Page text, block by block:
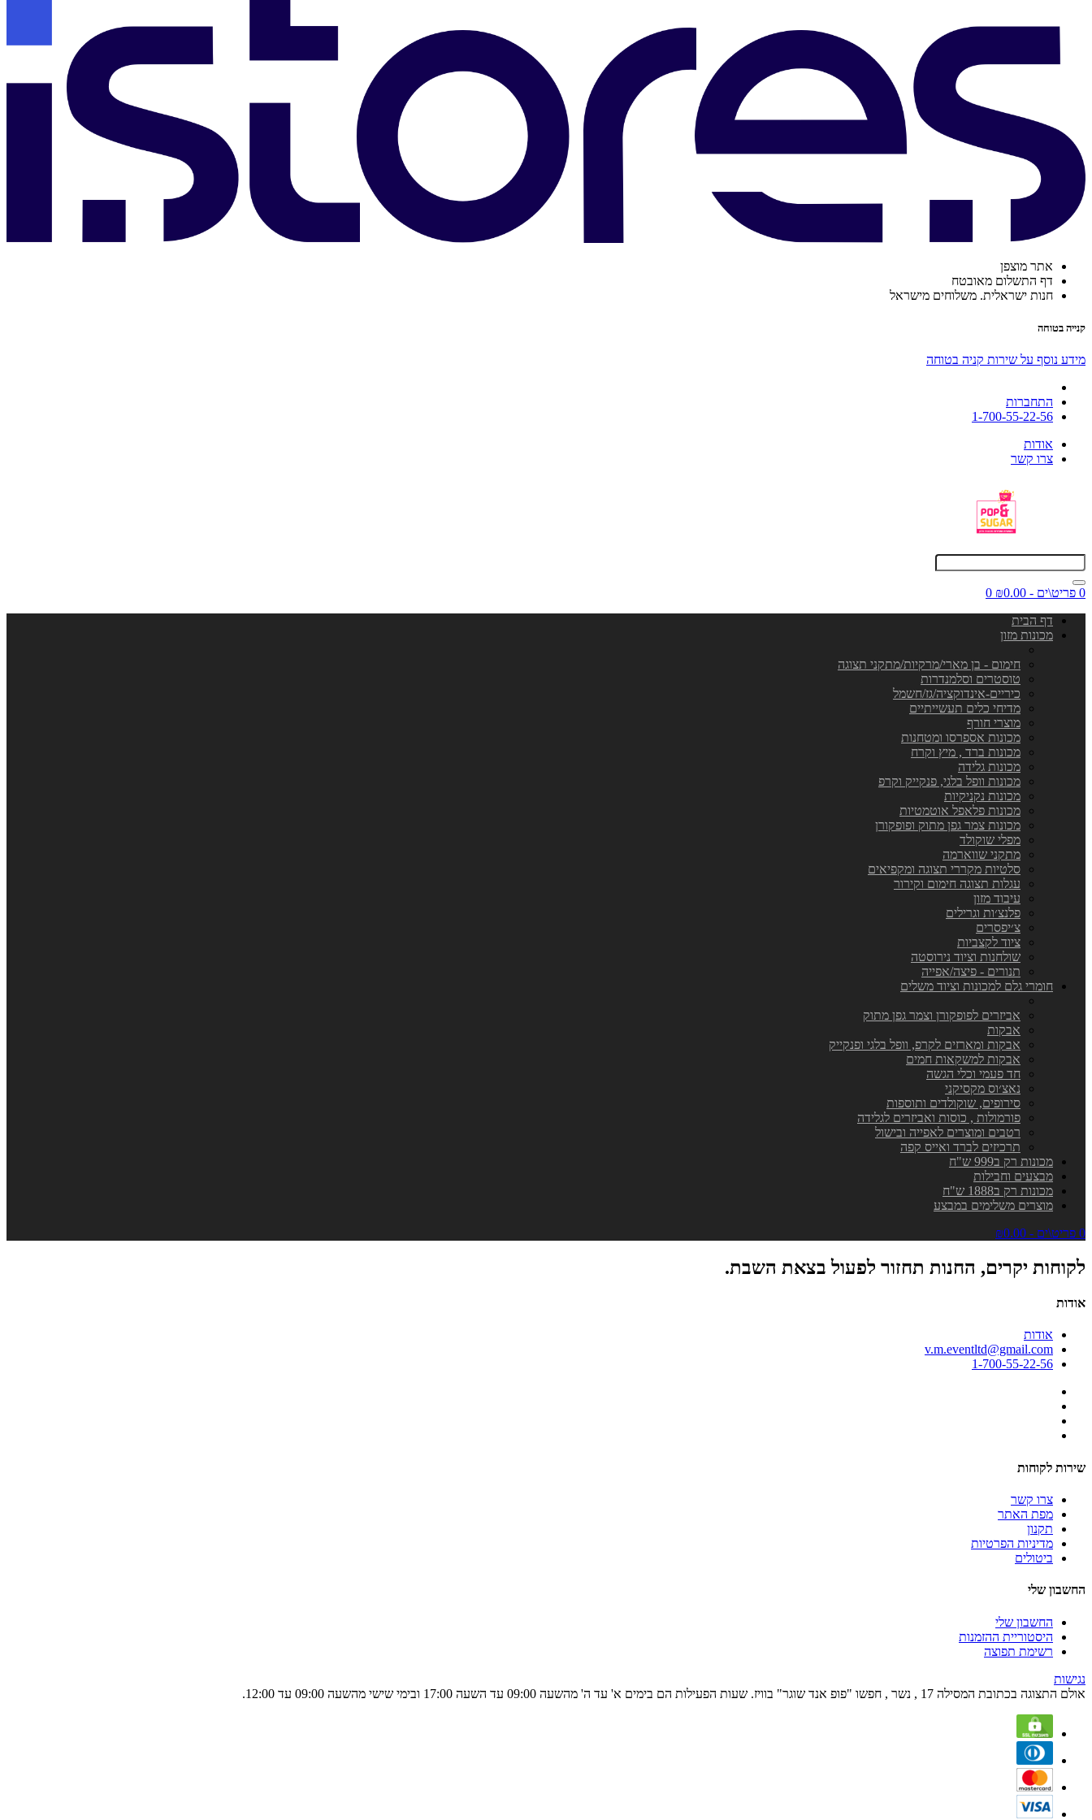
אתר מוצפן
דף התשלום מאובטח
חנות ישראלית. משלוחים מישראל
קנייה בטוחה
מידע נוסף על שירות קניה בטוחה
התחברות
1-700-55-22-56
אודות
צרו קשר
0 פריט\ים - ₪0.00
0
דף הבית
מכונות מזון
חימום - בן מארי/מרקיות/מתקני תצוגה
טוסטרים וסלמנדרות
כיריים-אינדוקציה/גז/חשמל
מדיחי כלים תעשייתיים
מוצרי חורף
מכונות אספרסו ומטחנות
מכונות ברד , מיץ וקרח
מכונות גלידה
מכונות וופל בלגי, פנקייק וקרפ
מכונות נקניקיות
מכונות פלאפל אוטמטיות
מכונות צמר גפן מתוק ופופקורן
מפלי שוקולד
מתקני שווארמה
סלטיות מקררי תצוגה ומקפיאים
עגלות תצוגה חימום וקירור
עיבוד מזון
פלנצ׳ות וגרילים
צ׳יפסרים
ציוד לקצביות
שולחנות וציוד נירוסטה
תנורים - פיצה/אפייה
חומרי גלם למכונות וציוד משלים
אביזרים לפופקורן וצמר גפן מתוק
אבקות
אבקות ומארזים לקרפ, וופל בלגי ופנקייק
אבקות למשקאות חמים
חד פעמי וכלי הגשה
נאצ׳וס מקסיקני
סירופים, שוקולדים ותוספות
פורמולות , כוסות ואביזרים לגלידה
רטבים ומוצרים לאפייה ובישול
תרכיזים לברד ואייס קפה
מכונות רק ב999 ש"ח
מבצעים וחבילות
מכונות רק ב1888 ש"ח
מוצרים משלימים במבצע
0 פריט\ים - ₪0.00
לקוחות יקרים, החנות תחזור לפעול בצאת השבת.
אודות
אודות
v.m.eventltd@gmail.com
1-700-55-22-56
שירות לקוחות
צרו קשר
מפת האתר
תקנון
מדיניות הפרטיות
ביטולים
החשבון שלי
החשבון שלי
היסטוריית ההזמנות
רשימת תפוצה
נגישות
אולם התצוגה בכתובת המסילה 17 , נשר , חפשו "פופ אנד שוגר" בוויז. שעות הפעילות הם בימים א' עד ה' מהשעה 09:00 עד השעה 17:00 ובימי שישי מהשעה 09:00 עד 12:00.